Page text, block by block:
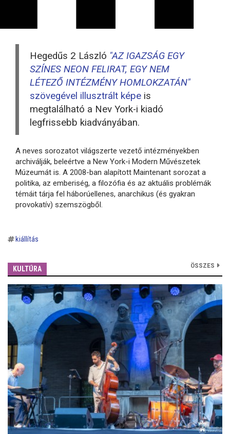
Hegedűs 2 László "AZ IGAZSÁG EGY
SZÍNES NEON FELIRAT, EGY NEM
LÉTEZŐ INTÉZMÉNY HOMLOKZATÁN"
szövegével illusztrált képe is
megtalálható a Nev York-i kiadó
legfrissebb kiadványában.
A neves sorozatot világszerte vezető intézményekben
archiválják, beleértve a New York-i Modern Művészetek
Múzeumát is. A 2008-ban alapított Maintenant sorozat a
politika, az emberiség, a filozófia és az aktuális problémák
témáit tárja fel háborúellenes, anarchikus (és gyakran
provokatív) szemszögből.
kiállítás
KULTÚRA ÖSSZES